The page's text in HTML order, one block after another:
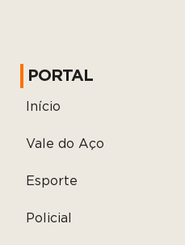
PORTAL
Início
Vale do Aço
Esporte
Policial